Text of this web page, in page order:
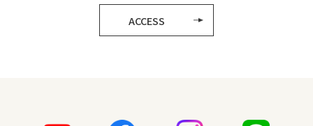
ACCESS